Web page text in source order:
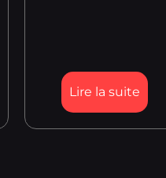
Lire la suite